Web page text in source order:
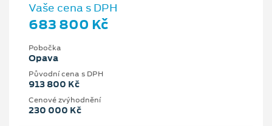
Vaše cena s DPH
683 800 Kč
Pobočka
Opava
Původní cena s DPH
913 800 Kč
Cenové zvýhodnění
230 000 Kč